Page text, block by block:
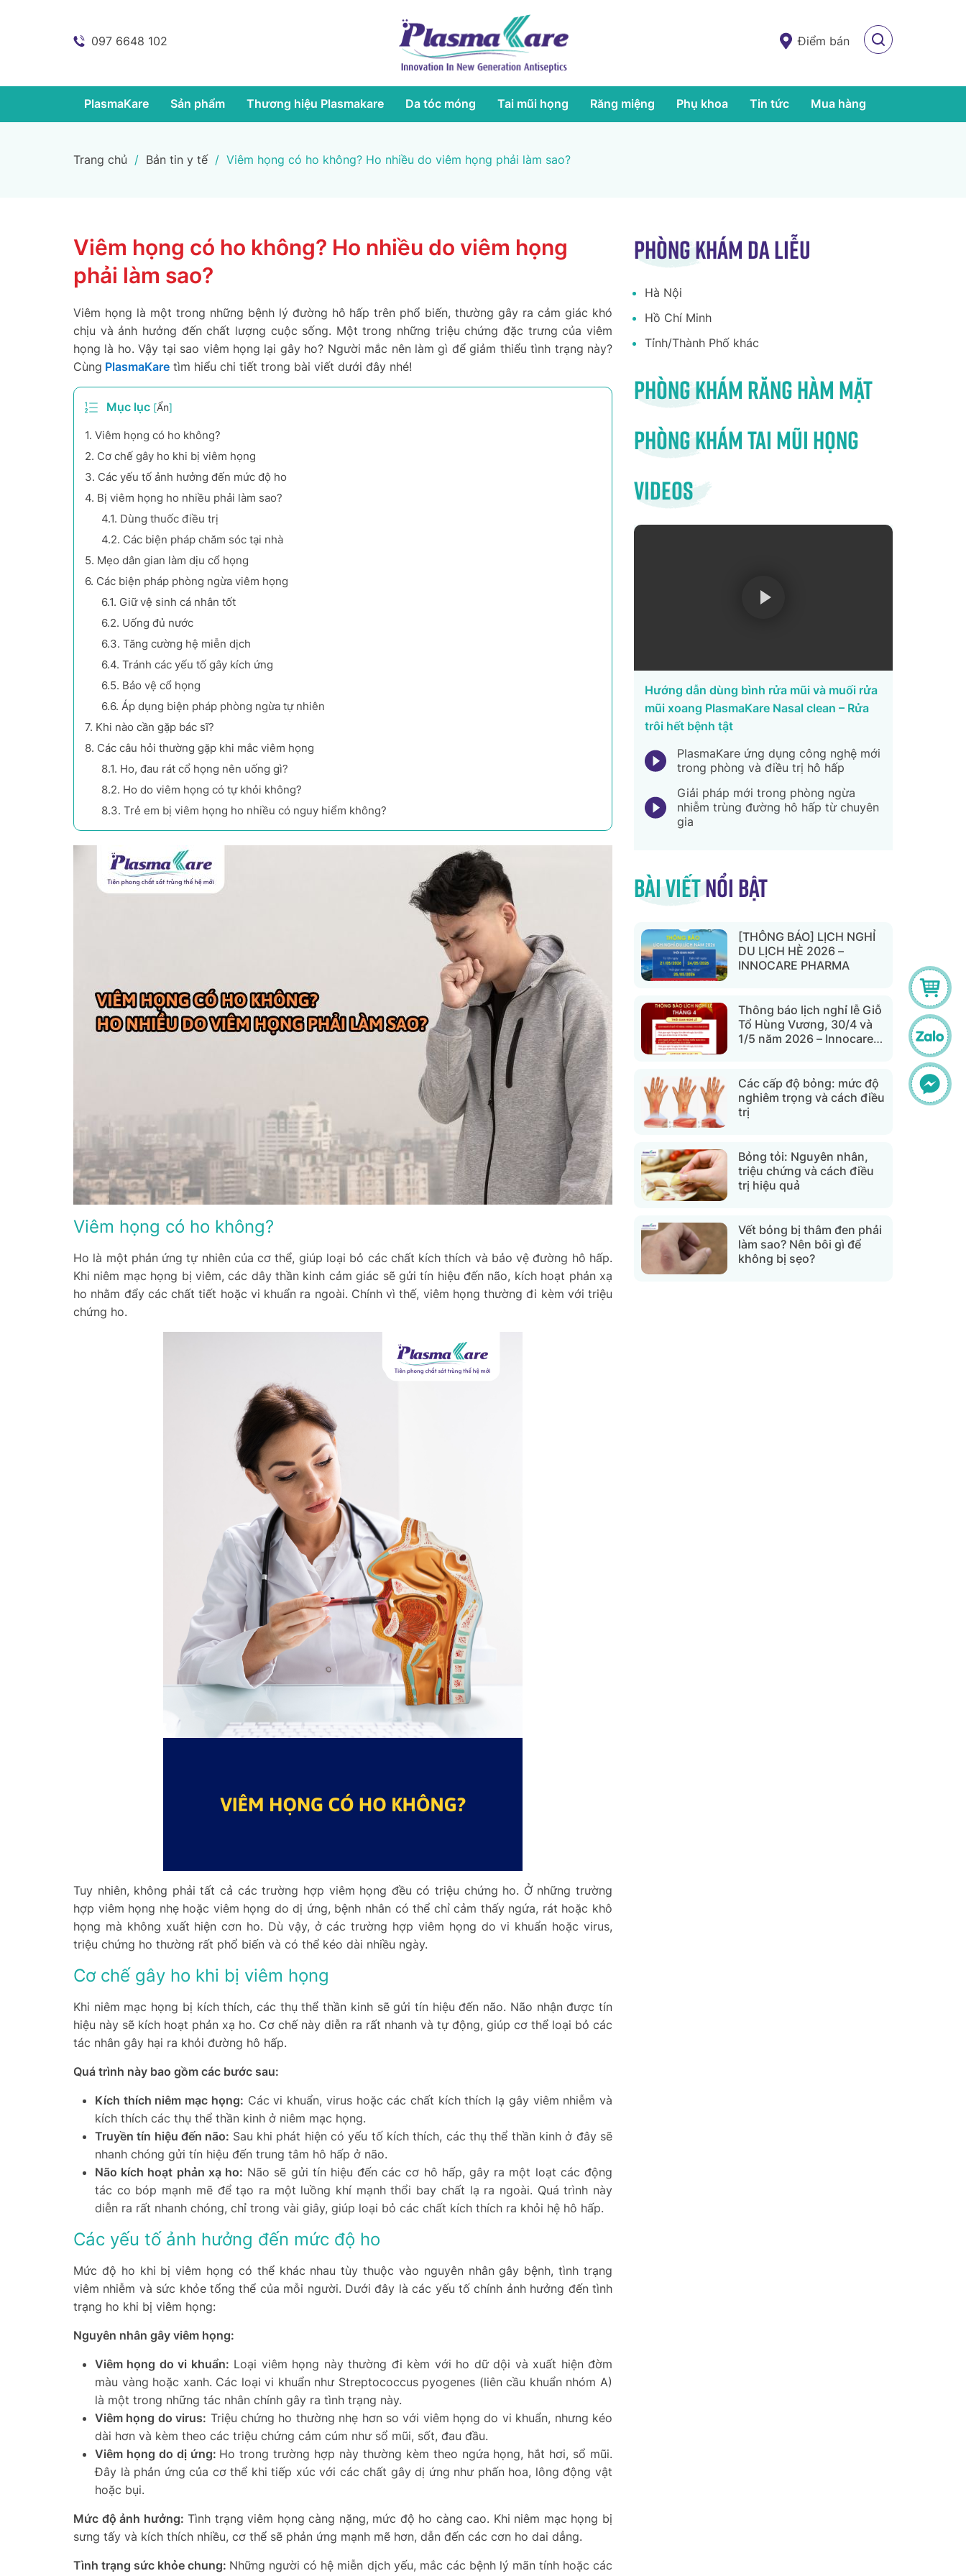
097 6648 102 Điểm bán
PlasmaKare Sản phẩm Thương hiệu Plasmakare Da tóc móng Tai mũi họng Răng miệng Phụ khoa Tin tức Mua hàng
Trang chủ / Bản tin y tế / Viêm họng có ho không? Ho nhiều do viêm họng phải làm sao?
Viêm họng có ho không? Ho nhiều do viêm họng
phải làm sao?
Viêm họng là một trong những bệnh lý đường hô hấp trên phổ biến, thường gây ra cảm giác khó
chịu và ảnh hưởng đến chất lượng cuộc sống. Một trong những triệu chứng đặc trưng của viêm
họng là ho. Vậy tại sao viêm họng lại gây ho? Người mắc nên làm gì để giảm thiểu tình trạng này?
Cùng PlasmaKare tìm hiểu chi tiết trong bài viết dưới đây nhé!
Mục lục [Ẩn]
1. Viêm họng có ho không?
2. Cơ chế gây ho khi bị viêm họng
3. Các yếu tố ảnh hưởng đến mức độ ho
4. Bị viêm họng ho nhiều phải làm sao?
4.1. Dùng thuốc điều trị
4.2. Các biện pháp chăm sóc tại nhà
5. Mẹo dân gian làm dịu cổ họng
6. Các biện pháp phòng ngừa viêm họng
6.1. Giữ vệ sinh cá nhân tốt
6.2. Uống đủ nước
6.3. Tăng cường hệ miễn dịch
6.4. Tránh các yếu tố gây kích ứng
6.5. Bảo vệ cổ họng
6.6. Áp dụng biện pháp phòng ngừa tự nhiên
7. Khi nào cần gặp bác sĩ?
8. Các câu hỏi thường gặp khi mắc viêm họng
8.1. Ho, đau rát cổ họng nên uống gì?
8.2. Ho do viêm họng có tự khỏi không?
8.3. Trẻ em bị viêm họng ho nhiều có nguy hiểm không?
Viêm họng có ho không?
Ho là một phản ứng tự nhiên của cơ thể, giúp loại bỏ các chất kích thích và bảo vệ đường hô hấp.
Khi niêm mạc họng bị viêm, các dây thần kinh cảm giác sẽ gửi tín hiệu đến não, kích hoạt phản xạ
ho nhằm đẩy các chất tiết hoặc vi khuẩn ra ngoài. Chính vì thế, viêm họng thường đi kèm với triệu
chứng ho.
Tuy nhiên, không phải tất cả các trường hợp viêm họng đều có triệu chứng ho. Ở những trường
hợp viêm họng nhẹ hoặc viêm họng do dị ứng, bệnh nhân có thể chỉ cảm thấy ngứa, rát hoặc khô
họng mà không xuất hiện cơn ho. Dù vậy, ở các trường hợp viêm họng do vi khuẩn hoặc virus,
triệu chứng ho thường rất phổ biến và có thể kéo dài nhiều ngày.
Cơ chế gây ho khi bị viêm họng
Khi niêm mạc họng bị kích thích, các thụ thể thần kinh sẽ gửi tín hiệu đến não. Não nhận được tín
hiệu này sẽ kích hoạt phản xạ ho. Cơ chế này diễn ra rất nhanh và tự động, giúp cơ thể loại bỏ các
tác nhân gây hại ra khỏi đường hô hấp.
Quá trình này bao gồm các bước sau:
Kích thích niêm mạc họng: Các vi khuẩn, virus hoặc các chất kích thích lạ gây viêm nhiễm và
kích thích các thụ thể thần kinh ở niêm mạc họng.
Truyền tín hiệu đến não: Sau khi phát hiện có yếu tố kích thích, các thụ thể thần kinh ở đây sẽ
nhanh chóng gửi tín hiệu đến trung tâm hô hấp ở não.
Não kích hoạt phản xạ ho: Não sẽ gửi tín hiệu đến các cơ hô hấp, gây ra một loạt các động
tác co bóp mạnh mẽ để tạo ra một luồng khí mạnh thổi bay chất lạ ra ngoài. Quá trình này
diễn ra rất nhanh chóng, chỉ trong vài giây, giúp loại bỏ các chất kích thích ra khỏi hệ hô hấp.
Các yếu tố ảnh hưởng đến mức độ ho
Mức độ ho khi bị viêm họng có thể khác nhau tùy thuộc vào nguyên nhân gây bệnh, tình trạng
viêm nhiễm và sức khỏe tổng thể của mỗi người. Dưới đây là các yếu tố chính ảnh hưởng đến tình
trạng ho khi bị viêm họng:
Nguyên nhân gây viêm họng:
Viêm họng do vi khuẩn: Loại viêm họng này thường đi kèm với ho dữ dội và xuất hiện đờm
màu vàng hoặc xanh. Các loại vi khuẩn như Streptococcus pyogenes (liên cầu khuẩn nhóm A)
là một trong những tác nhân chính gây ra tình trạng này.
Viêm họng do virus: Triệu chứng ho thường nhẹ hơn so với viêm họng do vi khuẩn, nhưng kéo
dài hơn và kèm theo các triệu chứng cảm cúm như sổ mũi, sốt, đau đầu.
Viêm họng do dị ứng: Ho trong trường hợp này thường kèm theo ngứa họng, hắt hơi, sổ mũi.
Đây là phản ứng của cơ thể khi tiếp xúc với các chất gây dị ứng như phấn hoa, lông động vật
hoặc bụi.
Mức độ ảnh hưởng: Tình trạng viêm họng càng nặng, mức độ ho càng cao. Khi niêm mạc họng bị
sưng tấy và kích thích nhiều, cơ thể sẽ phản ứng mạnh mẽ hơn, dẫn đến các cơn ho dai dẳng.
Tình trạng sức khỏe chung: Những người có hệ miễn dịch yếu, mắc các bệnh lý mãn tính hoặc các
Phòng khám da liễu
Hà Nội
Hồ Chí Minh
Tỉnh/Thành Phố khác
Phòng khám răng hàm mặt
Phòng khám tai mũi họng
Videos
Hướng dẫn dùng bình rửa mũi và muối rửa
mũi xoang PlasmaKare Nasal clean – Rửa
trôi hết bệnh tật
PlasmaKare ứng dụng công nghệ mới
trong phòng và điều trị hô hấp
Giải pháp mới trong phòng ngừa
nhiễm trùng đường hô hấp từ chuyên
gia
Bài viếtnổi bật
[THÔNG BÁO] LỊCH NGHỈ
DU LỊCH HÈ 2026 –
INNOCARE PHARMA
Thông báo lịch nghỉ lễ Giỗ
Tổ Hùng Vương, 30/4 và
1/5 năm 2026 – Innocare
Các cấp độ bỏng: mức độ
nghiêm trọng và cách điều
trị
Bỏng tỏi: Nguyên nhân,
triệu chứng và cách điều
trị hiệu quả
Vết bỏng bị thâm đen phải
làm sao? Nên bôi gì để
không bị sẹo?